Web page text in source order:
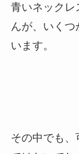
青いネックレ
んが、いく
います。
その中でも、